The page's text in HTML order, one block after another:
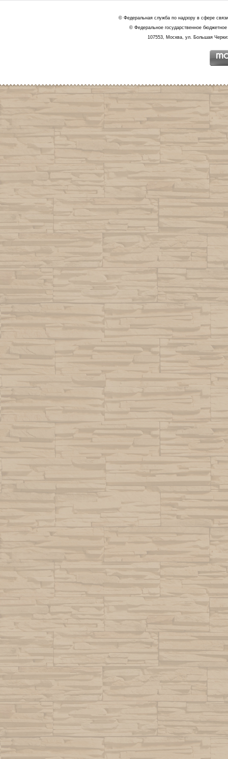
© Федеральная служба по надзору в сфере
© Федеральное государственное
107553, Москва, ул. Большая